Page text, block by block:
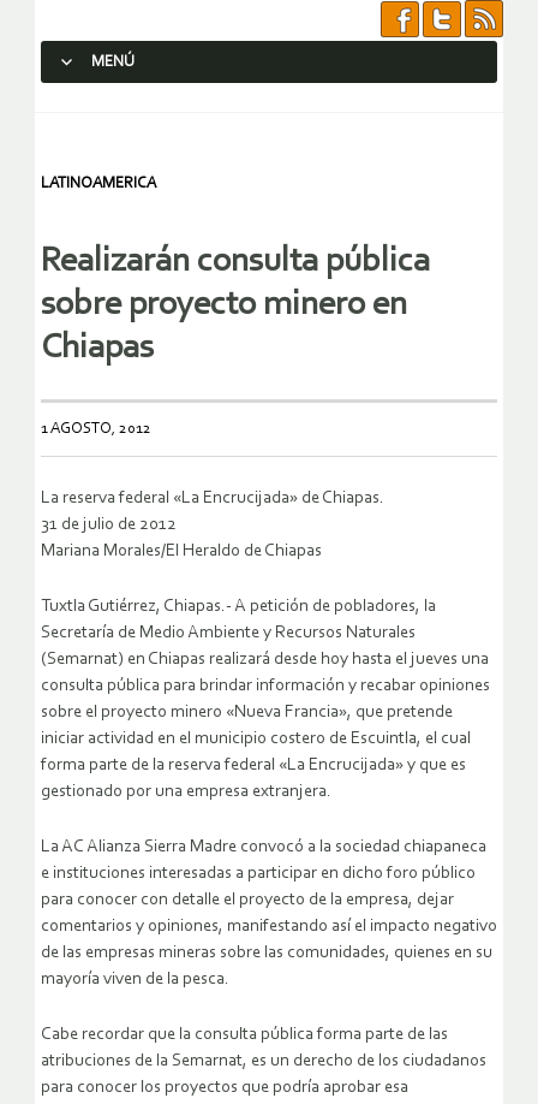
MENÚ
LATINOAMERICA
Realizarán consulta pública
sobre proyecto minero en
Chiapas
1 AGOSTO, 2012
La reserva federal «La Encrucijada» de Chiapas.
31 de julio de 2012
Mariana Morales/El Heraldo de Chiapas
Tuxtla Gutiérrez, Chiapas.- A petición de pobladores, la
Secretaría de Medio Ambiente y Recursos Naturales
(Semarnat) en Chiapas realizará desde hoy hasta el jueves una
consulta pública para brindar información y recabar opiniones
sobre el proyecto minero «Nueva Francia», que pretende
iniciar actividad en el municipio costero de Escuintla, el cual
forma parte de la reserva federal «La Encrucijada» y que es
gestionado por una empresa extranjera.
La AC Alianza Sierra Madre convocó a la sociedad chiapaneca
e instituciones interesadas a participar en dicho foro público
para conocer con detalle el proyecto de la empresa, dejar
comentarios y opiniones, manifestando así el impacto negativo
de las empresas mineras sobre las comunidades, quienes en su
mayoría viven de la pesca.
Cabe recordar que la consulta pública forma parte de las
atribuciones de la Semarnat, es un derecho de los ciudadanos
para conocer los proyectos que podría aprobar esa